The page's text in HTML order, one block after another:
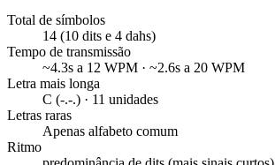
Total de símbolos
14 (10 dits e 4 dahs)
Tempo de transmissão
~4.3s a 12 WPM · ~2.6s a 20 WPM
Letra mais longa
C (-.-.) · 11 unidades
Letras raras
Apenas alfabeto comum
Ritmo